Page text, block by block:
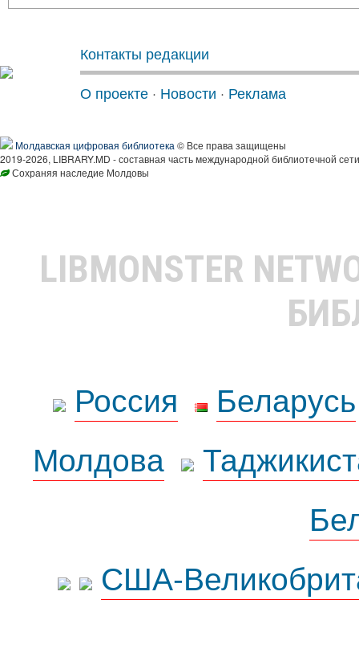
Контакты редакции
О проекте · Новости · Реклама
Молдавская цифровая библиотека © Все права защищены
2019-2026, LIBRARY.MD - составная часть международной библиотечной
Сохраняя наследие Молдовы
LIBMONSTER
Россия
Беларусь
Молдова
США-